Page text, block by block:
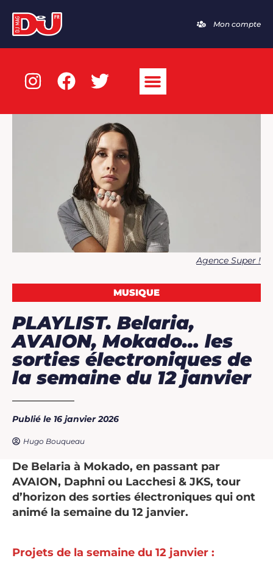
Mon compte
Agence Super !
MUSIQUE
PLAYLIST. Belaria,
AVAION, Mokado… les
sorties électroniques de
la semaine du 12 janvier
Publié le 16 janvier 2026
Hugo Bouqueau
De Belaria à Mokado, en passant par
AVAION, Daphni ou Lacchesi & JKS, tour
d’horizon des sorties électroniques qui ont
animé la semaine du 12 janvier.
Projets de la semaine du 12 janvier :